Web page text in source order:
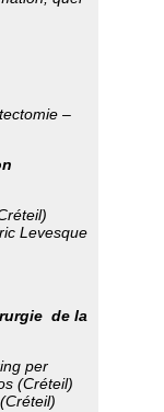
–
Levesque
de la
per
(Créteil)